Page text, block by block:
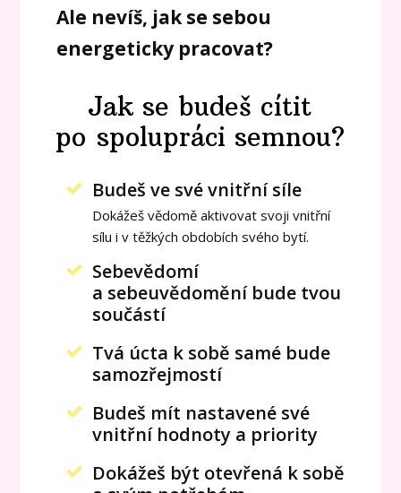
Ale nevíš, jak se sebou
energeticky pracovat?
Jak se budeš cítit
po spolupráci semnou?
Budeš ve své vnitřní síle
Dokážeš vědomě aktivovat svoji vnitřní
sílu i v těžkých obdobích svého bytí.
Sebevědomí
a sebeuvědomění bude tvou
součástí
Tvá úcta k sobě samé bude
samozřejmostí
Budeš mít nastavené své
vnitřní hodnoty a priority
Dokážeš být otevřená k sobě